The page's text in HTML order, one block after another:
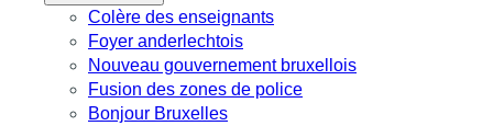
Colère des enseignants
Foyer anderlechtois
Nouveau gouvernement bruxellois
Fusion des zones de police
Bonjour Bruxelles